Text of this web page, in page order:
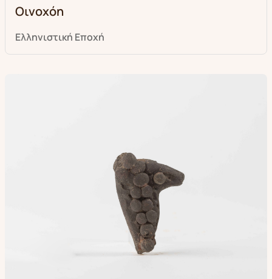
Οινοχόη
Ελληνιστική Eποχή